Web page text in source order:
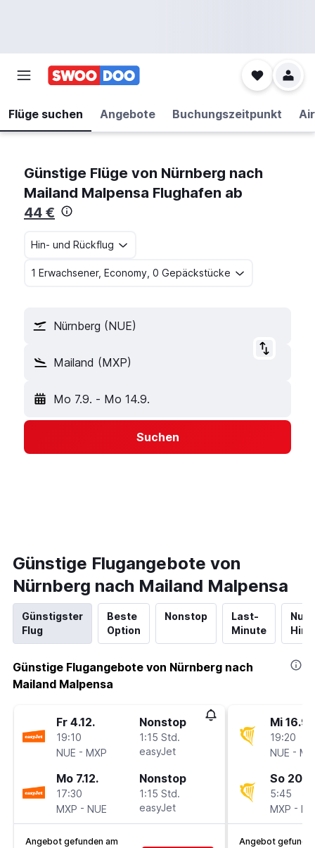
Flüge suchen Angebote Buchungszeitpunkt
Günstige Flüge von Nürnberg nach
Mailand Malpensa Flughafen ab
44 €
Hin- und Rückflug
1 Erwachsener, Economy, 0 Gepäckstücke
Nürnberg (NUE)
Mailand (MXP)
Mo 7.9. - Mo 14.9.
Suchen
Günstige Flugangebote von
Nürnberg nach Mailand Malpensa
Günstigster
Flug
Beste
Option
Nonstop
Last-
Minute
Nur
Günstige Flugangebote von Nürnberg nach
Mailand Malpensa
Fr 4.12.
19:10
NUE - MXP
Nonstop
1:15 Std.
easyJet
Mo 7.12.
17:30
MXP - NUE
Nonstop
1:15 Std.
easyJet
Angebot gefunden am
Mi 16.9.
19:20
NUE -
So 20.9.
5:45
MXP -
Angebot